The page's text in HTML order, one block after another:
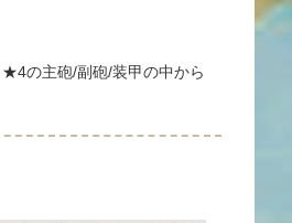
の主砲/副砲/装甲の中から